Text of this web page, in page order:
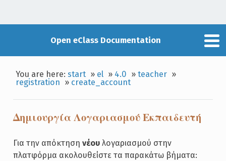
Open eClass Documentation
You are here:start » el » 4.0 »teacher »
registration » create_account
Δημιουργία Λογαριασμού Εκπαιδευτή
Για την απόκτηση νέουλογαριασμού στην
πλατφόρμα ακολουθείστε τα παρακάτω βήματα: